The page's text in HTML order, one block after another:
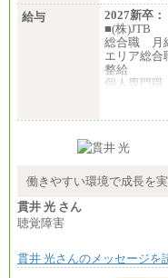
給与
2027新卒：
■(株)JTB
総合職 月
エリア総
整給
個人専門
総合職 月
※詳細は
総合職 月
働きやすい環境で成長を
貫井 光 さん
聴覚障害
貫井 光さんのメッセージを